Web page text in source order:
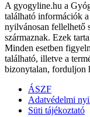
A gyogyline.hu a
található információk
nyilvánosan fellelhető
származnak. Ezek
Minden esetben
található, illetve a
bizonytalan, forduljon
ÁSZF
Adatvédelmi
Süti tájékoztató